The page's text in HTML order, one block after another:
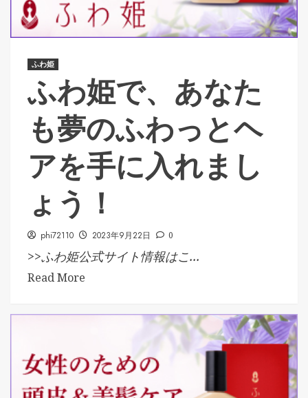
ふわ姫
ふわ姫で、あなた
も夢のふわっとヘ
アを手に入れまし
ょう！
phi72110 2023年9月22日 0
>>ふわ姫公式サイト情報はこ...
Read More